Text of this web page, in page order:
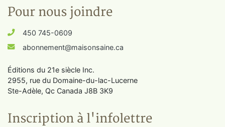
Pour nous joindre
450 745-0609
abonnement@maisonsaine.ca
Éditions du 21e siècle Inc.
2955, rue du Domaine-du-lac-Lucerne
Ste-Adèle, Qc Canada J8B 3K9
Inscription à l'infolettre